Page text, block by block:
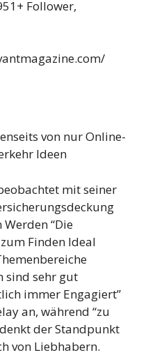
Follower,
von nur Online-
Ideen
mit seiner
“Die
Finden Ideal
sind sehr gut
immer Engagiert”
an, während “zu
der Standpunkt
von Liebhabern.